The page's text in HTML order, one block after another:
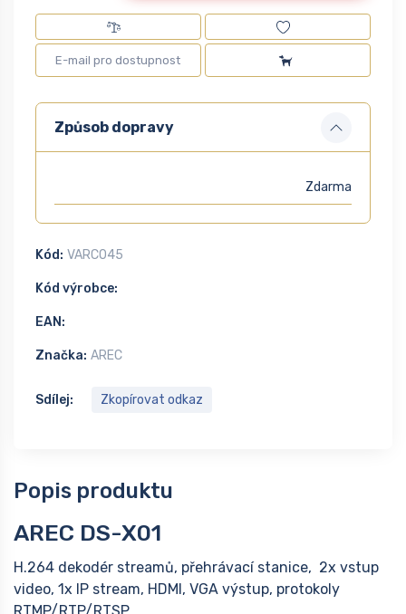
Způsob dopravy
Zdarma
Kód: VARC045
Kód výrobce:
EAN:
Značka: AREC
Sdílej: Zkopírovat odkaz
Popis produktu
AREC DS-X01
H.264 dekodér streamů, přehrávací stanice, 2x vstup
video, 1x IP stream, HDMI, VGA výstup, protokoly
RTMP/RTP/RTSP